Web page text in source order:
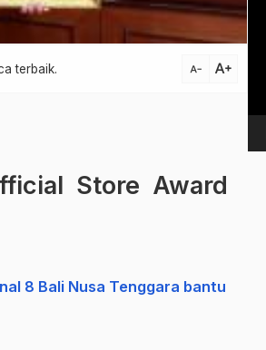
terbaik. text_decrease text_increase
Store Award
8 Bali Nusa Tenggara bantu